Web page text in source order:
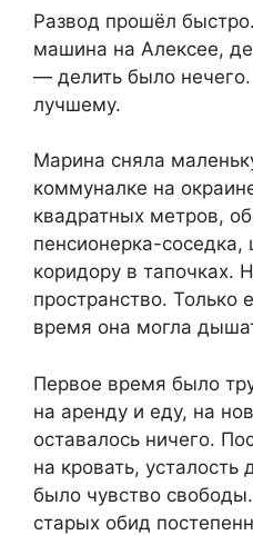
Развод прошёл
машина на Алексее,
— делить было
лучшему.
Марина сняла
коммуналке на
квадратных метров,
пенсионерка-
коридору в тапочках.
пространство. Только
время она могла
Первое время было
на аренду и еду, на
оставалось ничего.
на кровать, усталость
было чувство
старых обид